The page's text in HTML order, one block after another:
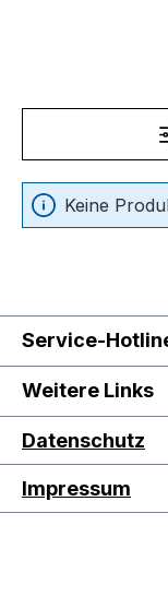
Keine
Service-
Weitere Links
Datenschutz
Impressum